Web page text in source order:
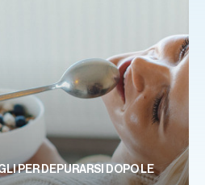
PER DEPURARSI DOPO LE